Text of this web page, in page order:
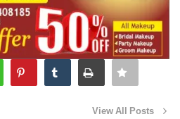
View All Posts